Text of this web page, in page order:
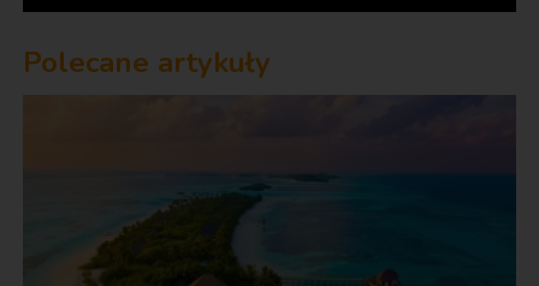
Polecane artykuły